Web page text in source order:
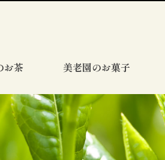
お茶 美老園のお菓子